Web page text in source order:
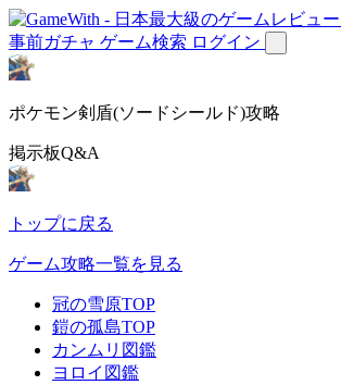
事前ガチャ ゲーム検索 ログイン
ポケモン剣盾(ソードシールド)攻略
掲示板Q&A
トップに戻る
ゲーム攻略一覧を見る
冠の雪原TOP
鎧の孤島TOP
カンムリ図鑑
ヨロイ図鑑